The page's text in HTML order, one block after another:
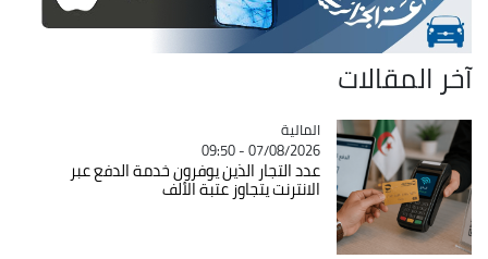
آخر المقالات
Catégorie
المالية
07/08/2026 - 09:50
عدد التجار الذين يوفرون خدمة الدفع عبر
الانترنت يتجاوز عتبة الألف